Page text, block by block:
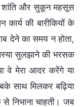
और सुकून महसूस
की बारीकियों के
देने का समय न होता,
सुलझाने की भरसक
वे मेरा आदर करेंगे या
साथ मिलकर बढ़िया
निभाना चाहती। जब